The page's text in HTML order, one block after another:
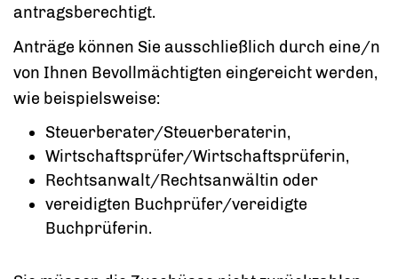
antragsberechtigt.
Anträge können Sie ausschließlich durch eine/n
von Ihnen Bevollmächtigten eingereicht werden,
wie beispielsweise:
Steuerberater/Steuerberaterin,
Wirtschaftsprüfer/Wirtschaftsprüferin,
Rechtsanwalt/Rechtsanwältin oder
vereidigten Buchprüfer/vereidigte
Buchprüferin.